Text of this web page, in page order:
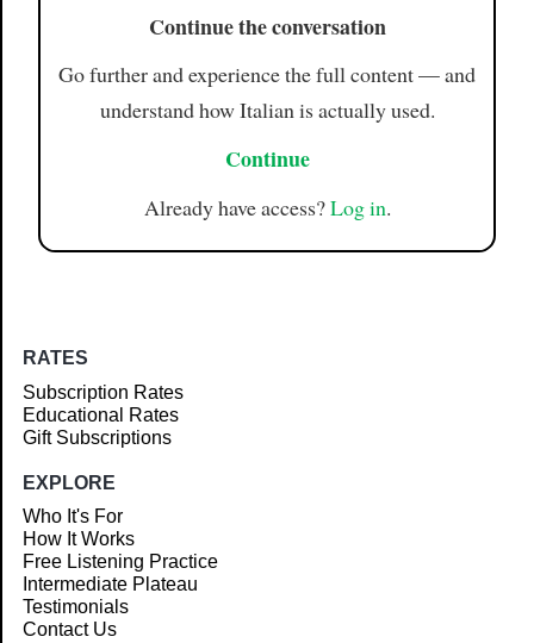
Continue the conversation
Go further and experience the full content — and
understand how Italian is actually used.
Continue
Already have access?Log in.
RATES
Subscription Rates
Educational Rates
Gift Subscriptions
EXPLORE
Who It's For
How It Works
Free Listening Practice
Intermediate Plateau
Testimonials
Contact Us